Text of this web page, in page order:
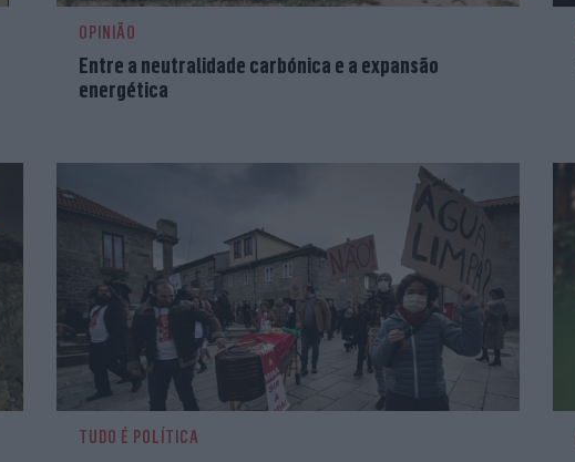
OPINIÃO
Entre a neutralidade carbónica e a expansão
energética
TUDO É POLÍTICA